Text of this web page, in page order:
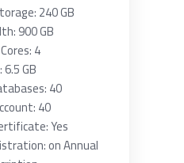
240 GB
900 GB
4
GB
40
40
Yes
on Annual